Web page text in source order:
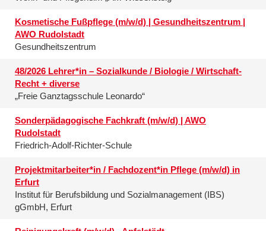
Kosmetische Fußpflege (m/w/d) | Gesundheitszentrum |
AWO Rudolstadt
Gesundheitszentrum
48/2026 Lehrer*in – Sozialkunde / Biologie / Wirtschaft-
Recht + diverse
„Freie Ganztagsschule Leonardo“
Sonderpädagogische Fachkraft (m/w/d) | AWO
Rudolstadt
Friedrich-Adolf-Richter-Schule
Projektmitarbeiter*in / Fachdozent*in Pflege (m/w/d) in
Erfurt
Institut für Berufsbildung und Sozialmanagement (IBS)
gGmbH, Erfurt